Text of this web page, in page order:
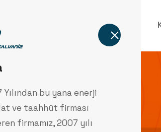
Anasayfa
Yılından bu yana enerji
ve taahhüt firması
firmamız, 2007 yılı